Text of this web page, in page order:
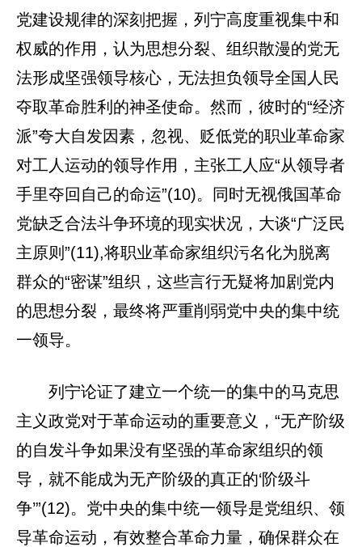
党建设规律的深刻把握，列宁高度重视集中和
权威的作用，认为思想分裂、组织散漫的党无
法形成坚强领导核心，无法担负领导全国人民
夺取革命胜利的神圣使命。然而，彼时的“经济
派”夸大自发因素，忽视、贬低党的职业革命家
对工人运动的领导作用，主张工人应“从领导者
手里夺回自己的命运”(10)。同时无视俄国革命
党缺乏合法斗争环境的现实状况，大谈“广泛民
主原则”(11),将职业革命家组织污名化为脱离
群众的“密谋”组织，这些言行无疑将加剧党内
的思想分裂，最终将严重削弱党中央的集中统
一领导。
列宁论证了建立一个统一的集中的马克思
主义政党对于革命运动的重要意义，“无产阶级
的自发斗争如果没有坚强的革命家组织的领
导，就不能成为无产阶级的真正的‘阶级斗
争’”(12)。党中央的集中统一领导是党组织、领
导革命运动，有效整合革命力量，确保群众在